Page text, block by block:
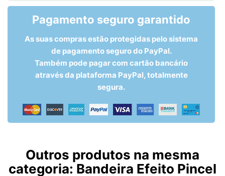
Pagamento seguro garantido
As suas compras estão protegidas pelo sistema
de pagamento seguro do PayPal.
Também pode pagar com cartão bancário
através da plataforma PayPal, totalmente
segura.
Outros produtos na mesma
categoria: Bandeira Efeito Pincel